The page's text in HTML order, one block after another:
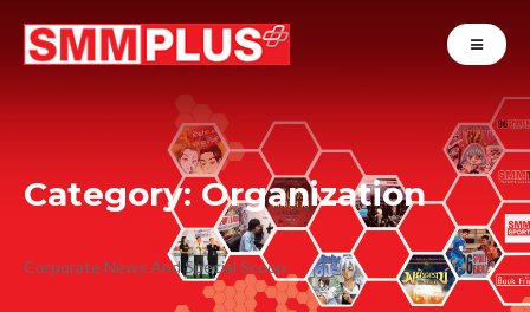
Category: Organization
Corporate News And Special Scoop